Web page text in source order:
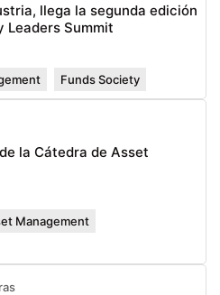
llega la segunda edición
Leaders Summit
Funds Society
la Cátedra de Asset
Management